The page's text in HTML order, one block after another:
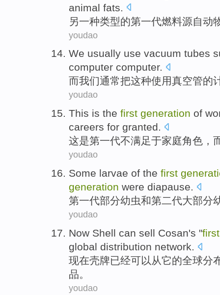
animal fats
另一种类型的第一代燃料源自动
youdao
We usually use vacuum tubes
computer computer.
而我们通常把这种使用真空管的
youdao
This is the first generation of
careers for granted.
这是第一代不满足于家庭角色，
youdao
Some larvae of the first
generation were diapause.
第一代部分幼虫和第二代大部分
youdao
Now Shell can sell Cosan's "first
global distribution network.
现在壳牌已经可以 从它的全球分
品。
youdao